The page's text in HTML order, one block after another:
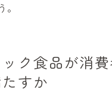
ク食品が消
すか